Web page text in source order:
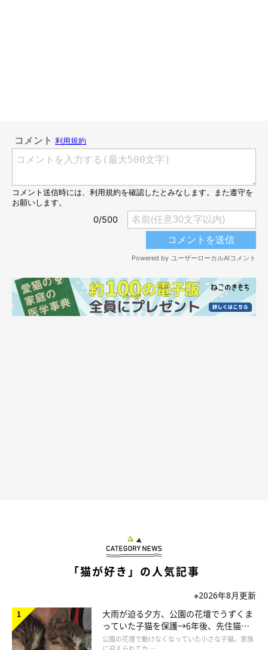
動き回るじゃらしをじーっと見つめている3匹なのでしたが……
最後まで真剣にスマホの前でがんばっていたひまわりちゃんなの
「猫が好き」の人気記事
※2026年8月更新
大雨が迫る夕方、公園の花壇でうずくま
っていた子猫を保護→6年後、先住猫
と“姉妹”のような関係に
公園の花壇で動けなくなっていた小さな子猫。家族